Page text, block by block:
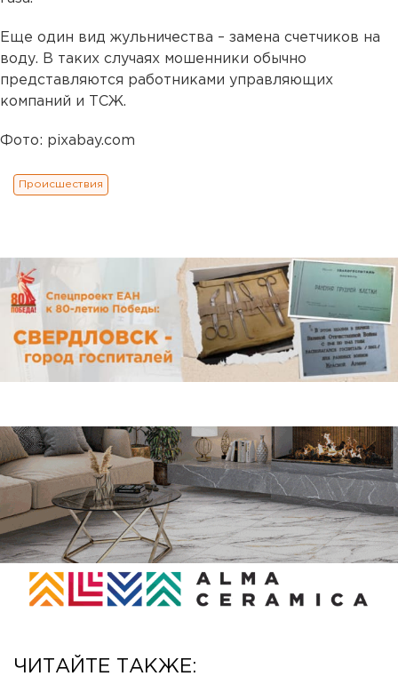
Еще один вид жульничества – замена счетчиков на
воду. В таких случаях мошенники обычно
представляются работниками управляющих
компаний и ТСЖ.
Фото: pixabay.com
Происшествия
ЧИТАЙТЕ ТАКЖЕ: